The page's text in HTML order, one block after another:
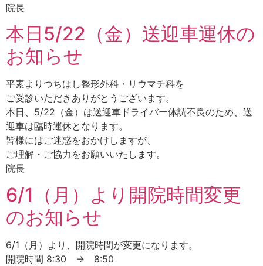
院長
本日5/22（金）送迎車運休の
お知らせ
平素よりつちはし整形外科・リウマチ科を
ご受診いただきありがとうございます。
本日、5/22（金）は送迎車ドライバー体調不良のため、送
迎車は臨時運休となります。
皆様にはご迷惑をおかけしますが、
ご理解・ご協力をお願いいたします。
院長
6/1（月）より開院時間変更
のお知らせ
6/1（月）より、開院時間が変更になります。
開院時間 8:30 → 8:50